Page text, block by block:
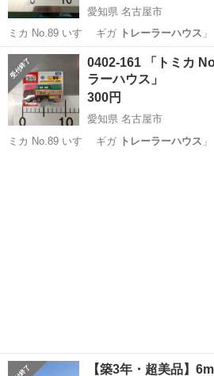
愛知県 名古屋市
ミカ No.89 いすゞ ギガ
トレーラーハウス
愛知 名古屋市 子供用品 トレー
0402-161 「トミカ
ラーハウス」
300円
愛知県 名古屋市
ミカ No.89 いすゞ ギガ
トレーラーハウス
【築3年・超美品】